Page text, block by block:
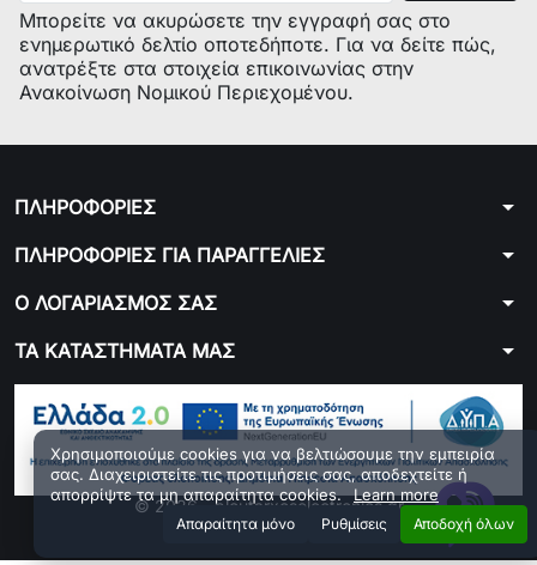
Μπορείτε να ακυρώσετε την εγγραφή σας στο
ενημερωτικό δελτίο οποτεδήποτε. Για να δείτε πώς,
ανατρέξτε στα στοιχεία επικοινωνίας στην
Ανακοίνωση Νομικού Περιεχομένου.
ΠΛΗΡΟΦΟΡΙΕΣ arrow_drop_down
ΠΛΗΡΟΦΟΡΙΕΣ ΓΙΑ ΠΑΡΑΓΓΕΛΙΕΣ arrow_drop_down
Ο ΛΟΓΑΡΙΑΣΜΟΣ ΣΑΣ arrow_drop_down
ΤΑ ΚΑΤΑΣΤΗΜΑΤΑ ΜΑΣ arrow_drop_down
Χρησιμοποιούμε cookies για να βελτιώσουμε την εμπειρία
σας. Διαχειριστείτε τις προτιμήσεις σας, αποδεχτείτε ή
απορρίψτε τα μη απαραίτητα cookies. Learn more
Aπαραίτητα μόνο Ρυθμίσεις Αποδοχή όλων
© 2026 - ploutarxoselectronics.gr
Developed by 01generator